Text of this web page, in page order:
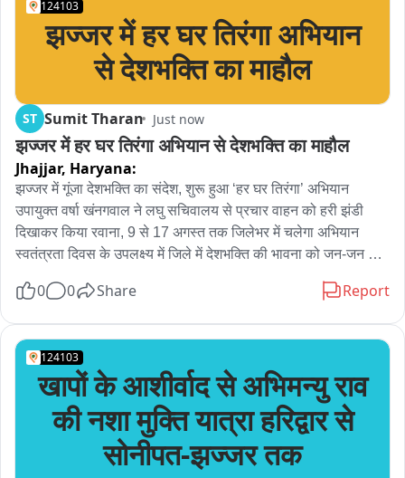
124103
झज्जर में हर घर तिरंगा अभियान
से देशभक्ति का माहौल
ST Sumit Tharan Just now
झज्जर में हर घर तिरंगा अभियान से देशभक्ति का माहौल
Jhajjar, Haryana:
झज्जर में गूंजा देशभक्ति का संदेश, शुरू हुआ ‘हर घर तिरंगा’ अभियान
उपायुक्त वर्षा खंनगवाल ने लघु सचिवालय से प्रचार वाहन को हरी झंडी
दिखाकर किया रवाना, 9 से 17 अगस्त तक जिलेभर में चलेगा अभियान
स्वतंत्रता दिवस के उपलक्ष्य में जिले में देशभक्ति की भावना को जन-जन तक
अभियान की शुरुआत कर दी गई है। रविवार को झज्जर स्थित लघु
वाहन को हरी झंडी दिखाकर रवाना किया। इस दौरान परिसर में देशभक्ति
का माहौल नजर आया और पूर्व सैनिक भी पूरे उत्साह एवं जोश के साथ
अभियान से जुड़े दिखाई दिए।
उपायुक्त ने कहा कि ‘हर घर तिरंगा’ केवल एक अभियान नहीं, बल्कि देश के
प्रति सम्मान, गौरव और एकजुटता की भावना को मजबूत करने का अवसर
है। उन्होंने जिले के लोगों से आह्वान किया कि वे इस अभियान में बढ़-चढ़कर
भाग लें और स्वतंत्रता दिवस के अवसर पर अपने घरों पर तिरंगा फहराकर
0 0 Share Report
124103
खापों के आशीर्वाद से अभिमन्यु राव
की नशा मुक्ति यात्रा हरिद्वार से
सोनीपत-झज्जर तक